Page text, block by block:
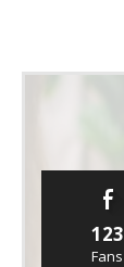
123
Fans